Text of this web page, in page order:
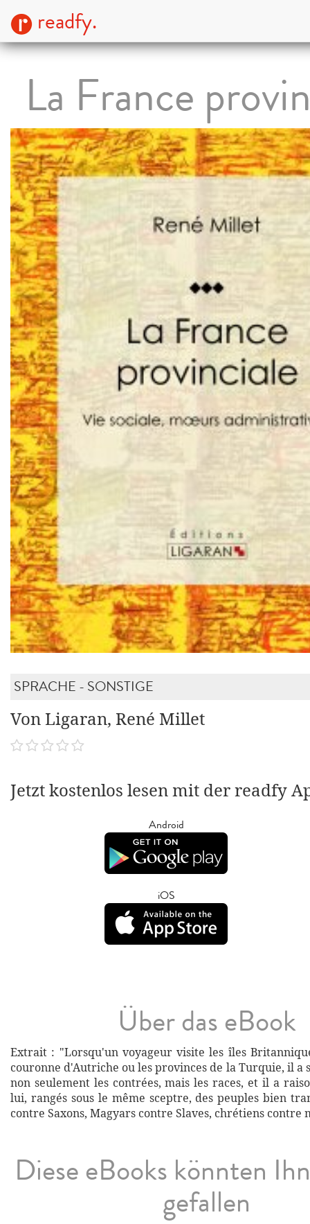
readfy.
La France
SPRACHE - SONSTIGE
Von Ligaran, René Millet
Jetzt kostenlos lesen mit der readfy
Android
iOS
Über das eBook
Extrait : "Lorsqu'un voyageur visite les îles
couronne d'Autriche ou les provinces de la Turquie, il a
non seulement les contrées, mais les races, et il a
lui, rangés sous le même sceptre, des peuples bien
contre Saxons, Magyars contre Slaves, chrétiens contre
Diese eBooks könnten
gefallen